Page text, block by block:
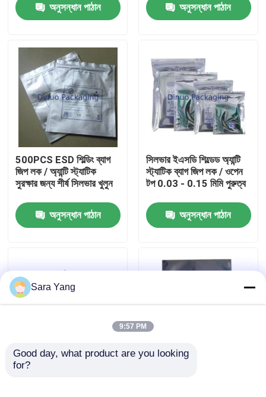
পণ্য
ভিডিও
আমাদের সম্পর্কে
কারখানা ভ্রমণ
আমাদের সাথে যোগাযোগ করুন
মামলা
অনুসন্ধান পাঠান অনুসন্ধান পাঠান
500PCS ESD শিল্ডিং ব্যাগ
জিপ লক / অ্যান্টি স্ট্যাটিক
সুরক্ষার জন্য শীর্ষ সিলভার খুলুন
অনুসন্ধান পাঠান
সিলভার ইএসডি শিল্ডেড অ্যান্টি
স্ট্যাটিক ব্যাগ জিপ লক / ওপেন
টপ 0.03 - 0.15 মিমি পুরুত্ব
অনুসন্ধান পাঠান
শিল্প প্রতিরক্ষামূলক প্যাকেজিং
Sara Yang
9:57 PM
Good day, what product are you looking
for?